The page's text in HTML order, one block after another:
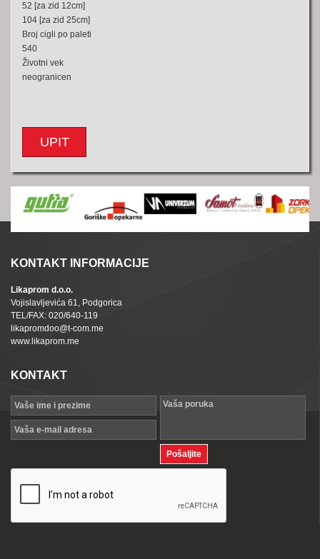
52 [za zid 12cm]
104 [za zid 25cm]
Broj cigli po paleti
540
Životni vek
neogranicen
UPIT
KONTAKT INFORMACIJE
Likaprom d.o.o.
Vojislavljevića 61, Podgorica
TEL/FAX: 020/640-119
likapromdoo@t-com.me
www.likaprom.me
KONTAKT